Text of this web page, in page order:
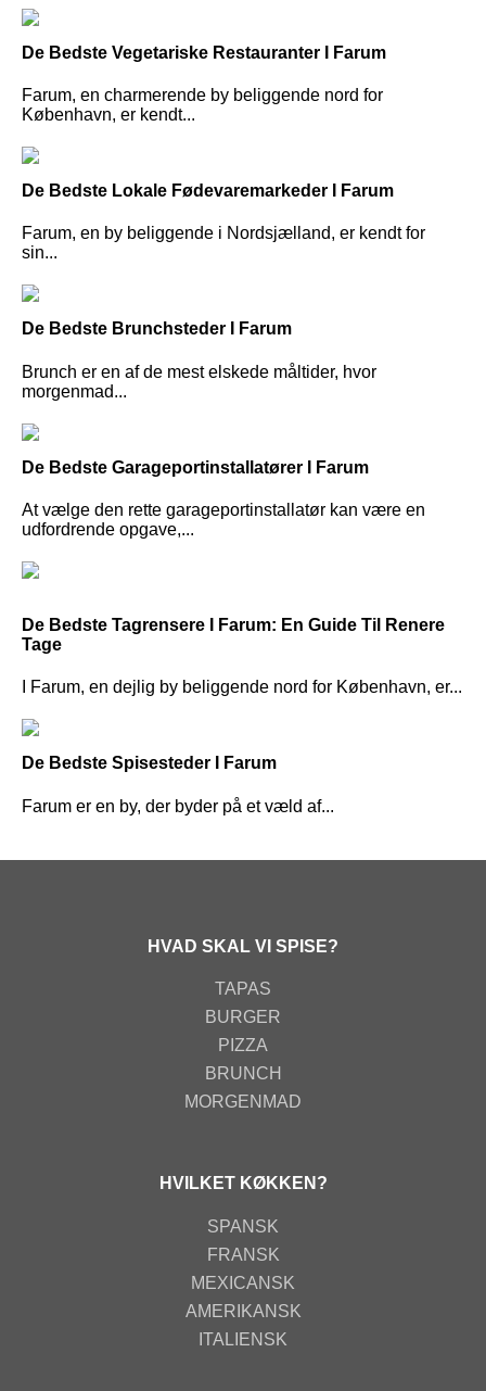
De Bedste Vegetariske Restauranter I Farum
Farum, en charmerende by beliggende nord for
København, er kendt...
De Bedste Lokale Fødevaremarkeder I Farum
Farum, en by beliggende i Nordsjælland, er kendt for
sin...
De Bedste Brunchsteder I Farum
Brunch er en af de mest elskede måltider, hvor
morgenmad...
De Bedste Garageportinstallatører I Farum
At vælge den rette garageportinstallatør kan være en
udfordrende opgave,...
De Bedste Tagrensere I Farum: En Guide Til Renere
Tage
I Farum, en dejlig by beliggende nord for København, er...
De Bedste Spisesteder I Farum
Farum er en by, der byder på et væld af...
HVAD SKAL VI SPISE?
TAPAS
BURGER
PIZZA
BRUNCH
MORGENMAD
HVILKET KØKKEN?
SPANSK
FRANSK
MEXICANSK
AMERIKANSK
ITALIENSK